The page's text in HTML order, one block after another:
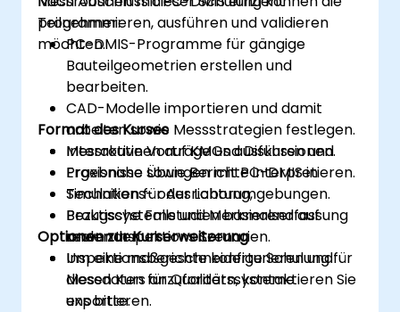
programmieren, ausführen und validieren
möchten.
Teilnehmer:
PC-DMIS-Programme für gängige
Bauteilgeometrien erstellen und
bearbeiten.
CAD-Modelle importieren und damit
arbeiten sowie Messstrategien festlegen.
Messroutinen auf KMGs ausführen und
Ergebnisse sowie Berichte interpretieren.
Techniken für Ausrichtung,
Bezugssysteme und Merkmalserfassung
anwenden.
Inspektionsberichte konfigurieren und
Messdaten für Qualitätssysteme
exportieren.
Format des Kurses
Interaktive Vorträge und Diskussionen.
Praxisnahe Übungen mit PC-DMIS in
Simulations- oder Laborumgebungen.
Praktische Fallstudien basierend auf
realen Inspektions Szenarien.
Optionen zur Kurserweiterung
Um eine maßgeschneiderte Schulung für
diesen Kurs anzufordern, kontaktieren Sie
uns bitte.